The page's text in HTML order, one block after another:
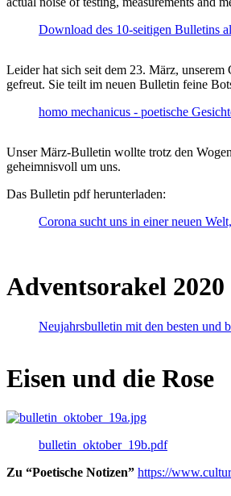
Download des 10-seitigen Bulletins
Leider hat sich seit dem 23. März,
gefreut. Sie teilt im neuen Bulletin feine
homo mechanicus - poetische
Unser März-Bulletin wollte trotz den
geheimnisvoll um uns.
Das Bulletin pdf herunterladen:
Corona sucht uns in einer neuen
Adventsorakel
Neujahrsbulletin mit den besten und
Eisen und die Rose
bulletin_oktober_19b.pdf
Zu “Poetische Notizen” https://